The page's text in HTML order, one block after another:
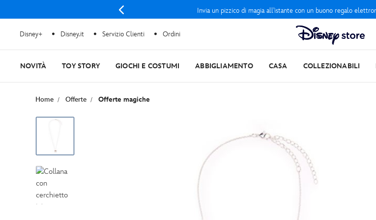
Invia un pizzico di magia all'istante con un buono regalo
Disney+ Disney.it Servizio Clienti Ordini
NOVITÀ TOY STORY GIOCHI E COSTUMI ABBIGLIAMENTO CASA COLLEZIONABILI
Home Offerte Offerte magiche